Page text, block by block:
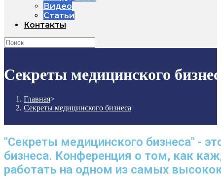
Видео
Статьи
Контакты
Секреты медицинского
Главная>
Секреты медицинского бизнеса
"Секреты медицинского бизнеса" -
бизнеса. Конференция о том, как
работать на одном из самых